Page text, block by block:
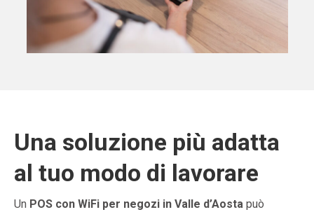
Una soluzione più adatta
al tuo modo di lavorare
Un POS con WiFi per negozi in Valle d’Aosta può